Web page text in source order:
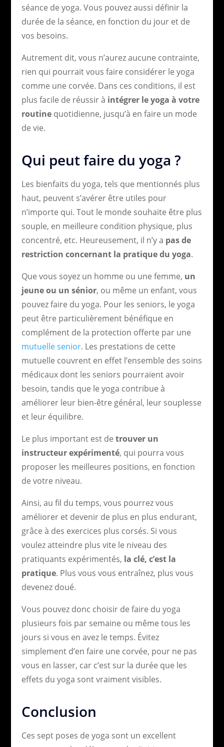
séance de yoga. Vous pouvez aussi définir la
durée de la séance, en fonction du jour et de
vos besoins.
Autrement dit, vous n’aurez aucune contrainte,
rien qui pourrait vous faire considérer le yoga
comme une corvée. Dans ces conditions, il est
plus facile de réussir à intégrer le yoga à votre
routinequotidienne, jusqu’à en faire un mode
de vie.
Qui peut faire du yoga ?
Les bienfaits du yoga, tels que mentionnés plus
haut, peuvent s’avérer être utiles pour
n’importe qui. Tout le monde souhaite être plus
souple, en meilleure condition physique, plus
concentré, etc. Heureusement, il n’y a pas de
restriction concernant la pratique du yoga.
Que vous soyez un homme ou une femme, un
jeune ou un sénior, ou même un enfant, vous
pouvez faire du yoga. Pour les seniors, le yoga
peut être particulièrement bénéfique en
complément de la protection offerte par une
mutuelle senior. Les prestations de cette
mutuelle couvrent en effet l’ensemble des soins
médicaux dont les seniors pourraient avoir
besoin, tandis que le yoga contribue à
améliorer leur bien-être général, leur souplesse
et leur équilibre.
Le plus important est de trouver un
instructeur expérimenté, qui pourra vous
proposer les meilleures positions, en fonction
de votre niveau.
Ainsi, au fil du temps, vous pourrez vous
améliorer et devenir de plus en plus endurant,
grâce à des exercices plus corsés. Si vous
voulez atteindre plus vite le niveau des
pratiquants expérimentés, la clé, c’est la
pratique. Plus vous vous entraînez, plus vous
devenez doué.
Vous pouvez donc choisir de faire du yoga
plusieurs fois par semaine ou même tous les
jours si vous en avez le temps. Évitez
simplement d’en faire une corvée, pour ne pas
vous en lasser, car c’est sur la durée que les
effets du yoga sont vraiment visibles.
Conclusion
Ces sept poses de yoga sont un excellent